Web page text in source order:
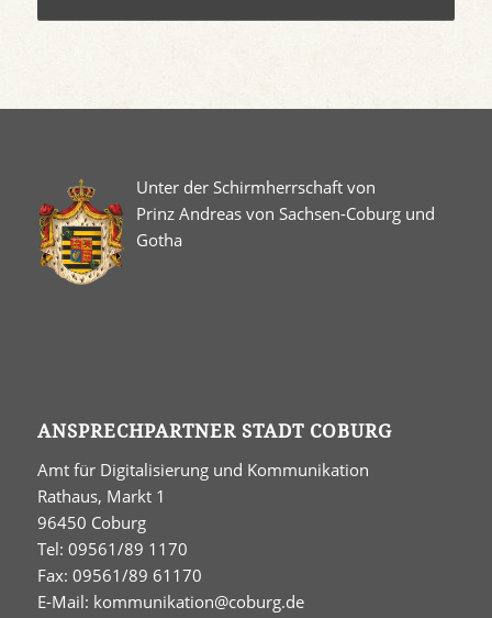
Unter der Schirmherrschaft von
Prinz Andreas von Sachsen-Coburg und
Gotha
ANSPRECHPARTNER STADT COBURG
Amt für Digitalisierung und Kommunikation
Rathaus, Markt 1
96450 Coburg
Tel: 09561/89 1170
Fax: 09561/89 61170
E-Mail: kommunikation@coburg.de